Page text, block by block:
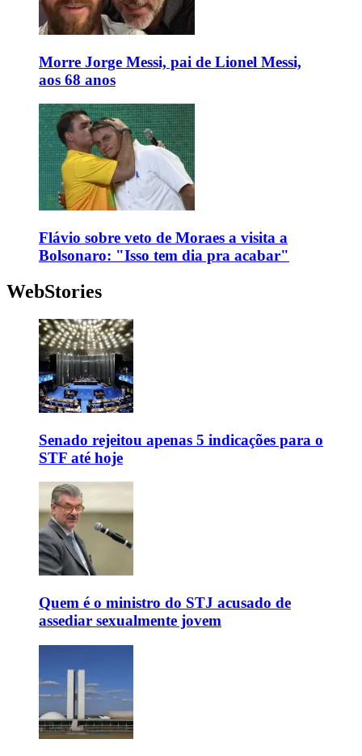
Morre Jorge Messi, pai de Lionel Messi,
aos 68 anos
Flávio sobre veto de Moraes a visita a
Bolsonaro: "Isso tem dia pra acabar"
WebStories
Senado rejeitou apenas 5 indicações para o
STF até hoje
Quem é o ministro do STJ acusado de
assediar sexualmente jovem